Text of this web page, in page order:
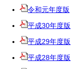
令和元年度版
平成30年度版
平成29年度版
平成28年度版